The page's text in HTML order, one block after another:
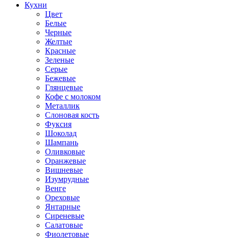
Кухни
Цвет
Белые
Черные
Желтые
Красные
Зеленые
Серые
Бежевые
Глянцевые
Кофе с молоком
Металлик
Слоновая кость
Фуксия
Шоколад
Шампань
Оливковые
Оранжевые
Вишневые
Изумрудные
Венге
Ореховые
Янтарные
Сиреневые
Салатовые
Фиолетовые